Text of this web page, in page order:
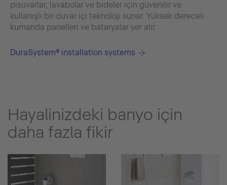
pisuvarlar, lavabolar ve bideler için güvenilir ve
kullanışlı bir duvar içi teknoloji sunar. Yüksek dereceli
kumanda panelleri ve bataryalar yer alır.
DuraSystem® installation systems
Hayalinizdeki banyo için
daha fazla fikir